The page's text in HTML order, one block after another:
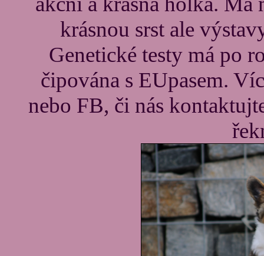
krásnou srst ale
Genetické testy má po
čipována s EUpasem.
nebo FB, či nás